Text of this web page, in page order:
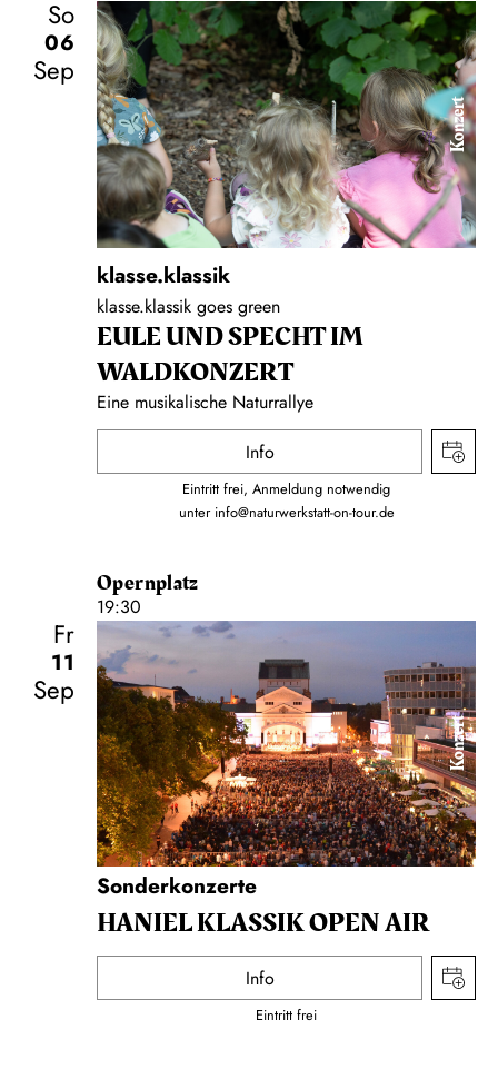
So
06
Sep
Konzert
klasse.klassik
klasse.klassik goes green
EULE UND SPECHT IM
WALDKONZERT
Eine musikalische Naturrallye
Info
Eintritt frei, Anmeldung notwendig
unter info@naturwerkstatt-on-tour.de
Opernplatz
19:30
Fr
11
Sep
Konzert
Sonderkonzerte
HANIEL KLASSIK OPEN AIR
Info
Eintritt frei